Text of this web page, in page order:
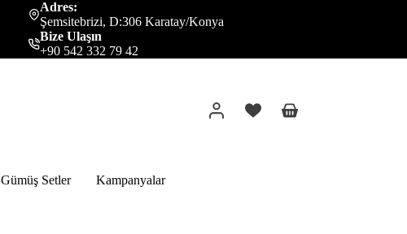
Adres:
Şemsitebrizi, D:306 Karatay/Konya
Bize Ulaşın
+90 542 332 79 42
Alışveriş
Gümüş Setler Kampanyalar